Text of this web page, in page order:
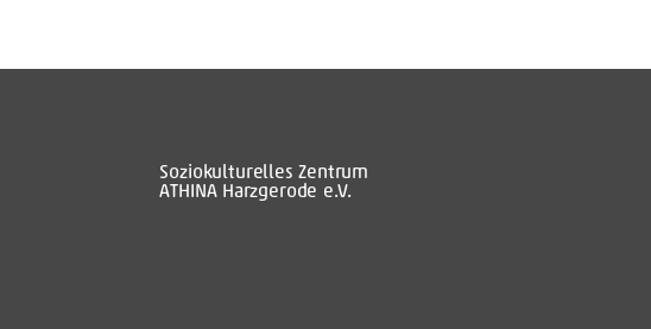
Soziokulturelles Zentrum
ATHINA Harzgerode e.V.